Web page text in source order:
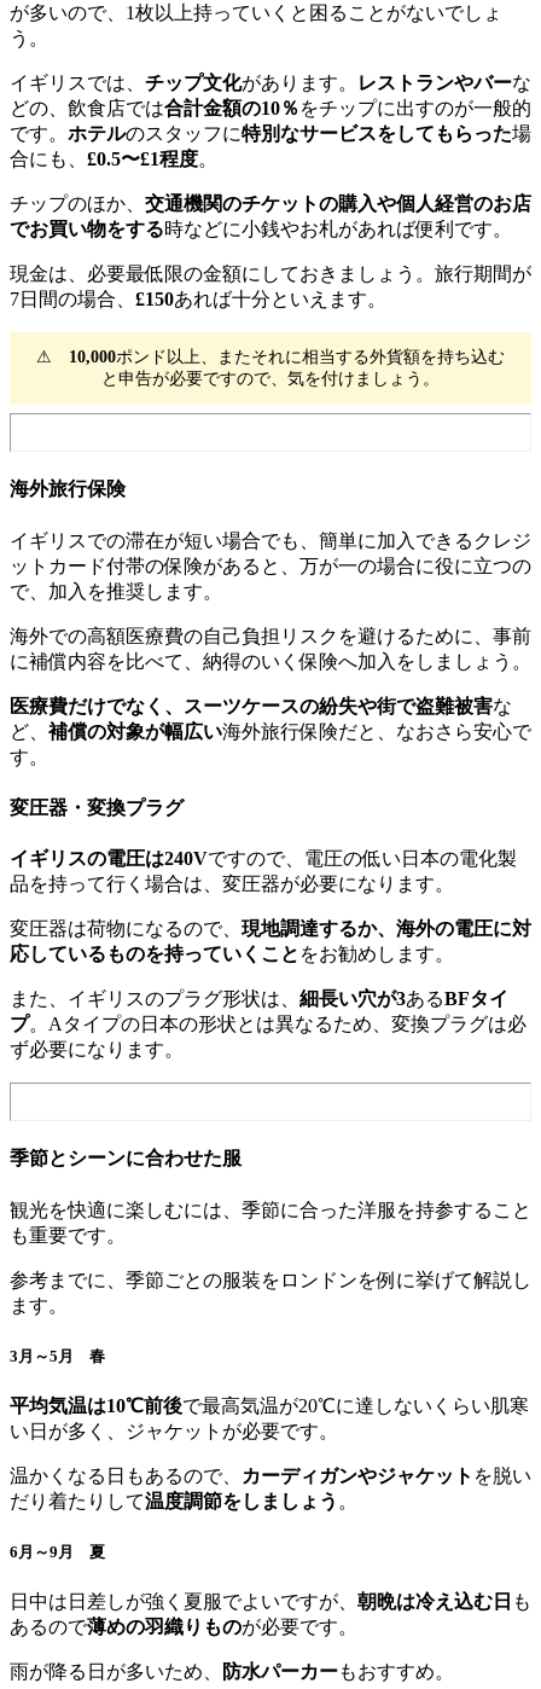
が多いので、1枚以上持っていくと困ることがないでしょ
う。
イギリスでは、 チップ文化があります。 レストランやバーな
どの、飲食店では合計金額の10％ をチップに出すのが一般的
です。 ホテルのスタッフに特別なサービスをしてもらった場
合にも、 £0.5〜£1程度。
チップのほか、 交通機関のチケットの購入や個人経営のお店
でお買い物をする時などに小銭やお札があれば便利です。
現金は、必要最低限の金額にしておきましょう。旅行期間が
7日間の場合、 £150あれば十分といえます。
⚠ 10,000ポンド以上、またそれに相当する外貨額を持ち込む
と申告が必要ですので、気を付けましょう。
海外旅行保険
イギリスでの滞在が短い場合でも、簡単に加入できるクレジ
ットカード付帯の保険があると、万が一の場合に役に立つの
で、加入を推奨します。
海外での高額医療費の自己負担リスクを避けるために、事前
に補償内容を比べて、納得のいく保険へ加入をしましょう。
医療費だけでなく、スーツケースの紛失や街で盗難被害な
ど、 補償の対象が幅広い海外旅行保険だと、なおさら安心で
す。
変圧器・変換プラグ
イギリスの電圧は240Vですので、電圧の低い日本の電化製
品を持って行く場合は、変圧器が必要になります。
変圧器は荷物になるので、 現地調達するか、海外の電圧に対
応しているものを持っていくこと をお勧めします。
また、イギリスのプラグ形状は、 細長い穴が3あるBFタイ
プ。Aタイプの日本の形状とは異なるため、変換プラグは必
ず必要になります。
季節とシーンに合わせた服
観光を快適に楽しむには、季節に合った洋服を持参すること
も重要です。
参考までに、季節ごとの服装をロンドンを例に挙げて解説し
ます。
3月～5月 春
平均気温は10℃前後で最高気温が20℃に達しないくらい肌寒
い日が多く、ジャケットが必要です。
温かくなる日もあるので、 カーディガンやジャケット を脱い
だり着たりして温度調節をしましょう 。
6月～9月 夏
日中は日差しが強く夏服でよいですが、 朝晩は冷え込む日 も
あるので薄めの羽織りものが必要です。
雨が降る日が多いため、 防水パーカーもおすすめ。